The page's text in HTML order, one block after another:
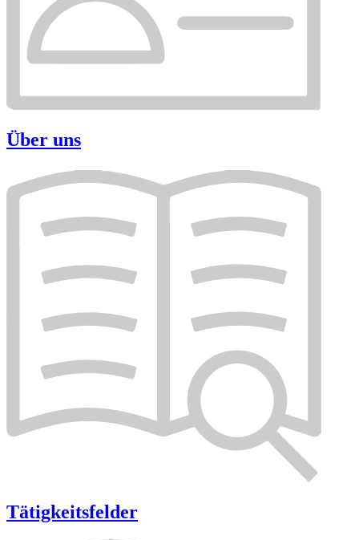
Über uns
Tätigkeitsfelder